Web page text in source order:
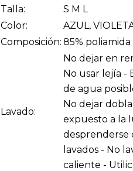
Talla:
S M L
Color:
AZUL,
Composición: 85% poliamida
Lavado:
No dejar en
No usar lejía -
de agua
No dejar
expuesto a la
desprenderse
lavados - No
caliente -